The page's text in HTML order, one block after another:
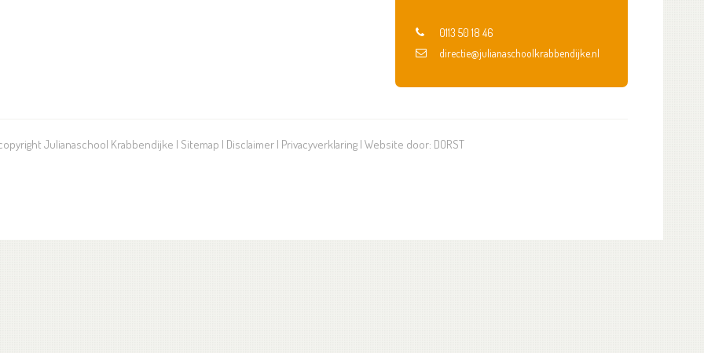
0113 50 18 46
directie@julianaschoolkrabbendijke.nl
Julianaschool Krabbendijke | Sitemap | Disclaimer | Privacyverklaring | Website door: DORST